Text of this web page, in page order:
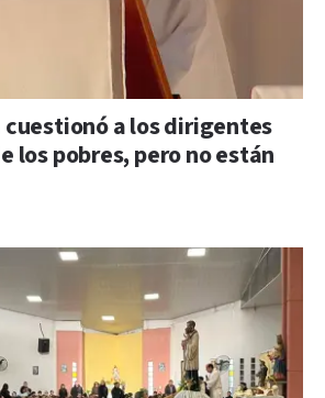
cuestionó a los dirigentes
los pobres, pero no están